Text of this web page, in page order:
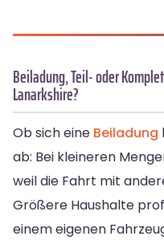
Beiladung, Teil- oder
Lanarkshire?
Ob sich eine Beiladung
ab: Bei kleineren
weil die Fahrt mit
Größere Haushalte
einem eigenen